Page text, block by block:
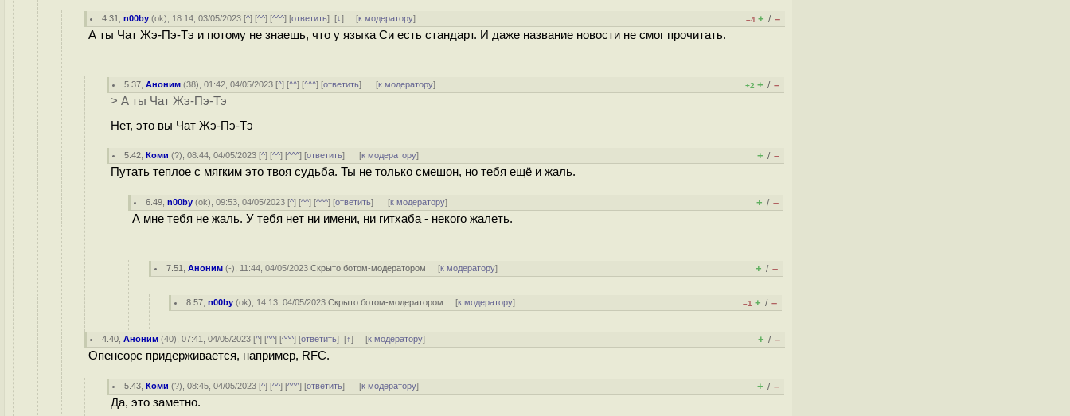
4.31 ,n00by (ok), 18:14, 03/05/2023 [^] [^^] [^^^] [ответить][↓] [к модератору] –4 + / –
А ты Чат Жэ-Пэ-Тэ и потому не знаешь, что у языка Си есть стандарт. И даже название новости не смог прочитать.
5.37 ,Аноним (38), 01:42, 04/05/2023 [^] [^^] [^^^] [ответить] [к модератору] +2 + / –
> А ты Чат Жэ-Пэ-Тэ
Нет, это вы Чат Жэ-Пэ-Тэ
5.42 ,Коми (?), 08:44, 04/05/2023 [^] [^^] [^^^] [ответить] [к модератору] + / –
Путать теплое с мягким это твоя судьба. Ты не только смешон, но тебя ещё и жаль.
6.49 ,n00by (ok), 09:53, 04/05/2023 [^] [^^] [^^^] [ответить] [к модератору] + / –
А мне тебя не жаль. У тебя нет ни имени, ни гитхаба - некого жалеть.
7.51 ,Аноним (-), 11:44, 04/05/2023Скрыто ботом-модератором [к модератору] + / –
8.57 ,n00by (ok), 14:13, 04/05/2023Скрыто ботом-модератором [к модератору] –1 + / –
4.40 ,Аноним (40), 07:41, 04/05/2023 [^] [^^] [^^^] [ответить][↑] [к модератору] + / –
Опенсорс придерживается, например, RFC.
5.43 ,Коми (?), 08:45, 04/05/2023 [^] [^^] [^^^] [ответить] [к модератору] + / –
Да, это заметно.